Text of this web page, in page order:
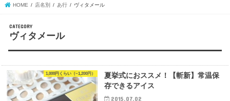
HOME 店名別 あ行 ヴィタメール
ヴィタメール
1,000円くらい（~1,200円）
夏挙式におススメ！【斬新】常温保
存できるアイス
2015.07.02